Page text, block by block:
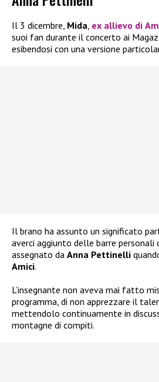
Il 3 dicembre, Mida ex allievo di
suoi fan durante il concerto ai
esibendosi con una versione
Il brano ha assunto un significato
averci aggiunto delle barre personali
assegnato da Anna Pettinelli
Amici.
L’insegnante non aveva mai fatto
programma, di non apprezzare il
mettendolo continuamente in
montagne di compiti.